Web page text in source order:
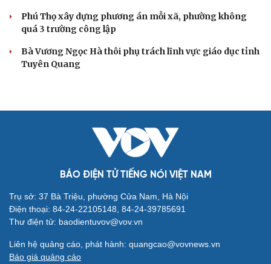
Phú Thọ xây dựng phương án mỗi xã, phường không
quá 3 trường công lập
Bà Vương Ngọc Hà thôi phụ trách lĩnh vực giáo dục tỉnh
Tuyên Quang
BÁO ĐIỆN TỬ TIẾNG NÓI VIỆT NAM
Trụ sở: 37 Bà Triệu, phường Cửa Nam, Hà Nội
Điện thoại: 84-24-22105148, 84-24-39785691
Thư điện tử: baodientuvov@vov.vn
Liên hệ quảng cáo, phát hành: quangcao@vovnews.vn
Báo giá quảng cáo